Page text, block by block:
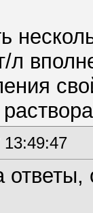
л
13:49:47
ответы,